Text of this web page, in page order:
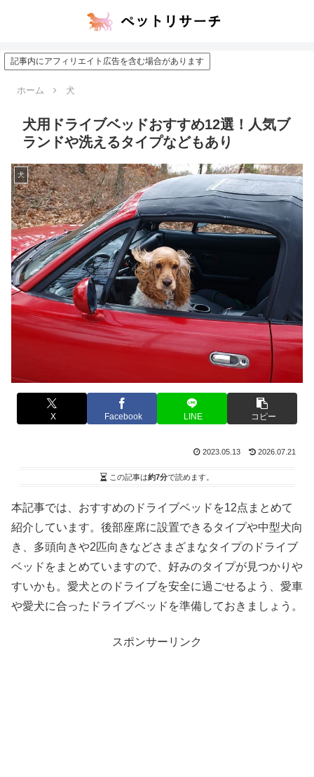
記事内にアフィリエイト広告を含む場合があります
ホーム 犬
犬用ドライブベッドおすすめ12選！人気ブ
ランドや洗えるタイプなどもあり
犬
X Facebook LINE コピー
2023.05.13 2026.07.21
この記事は約7分で読めます。
本記事では、おすすめのドライブベッドを12点まとめて
紹介しています。後部座席に設置できるタイプや中型犬向
き、多頭向きや2匹向きなどさまざまなタイプのドライブ
ベッドをまとめていますので、好みのタイプが見つかりや
すいかも。愛犬とのドライブを安全に過ごせるよう、愛車
や愛犬に合ったドライブベッドを準備しておきましょう。
スポンサーリンク